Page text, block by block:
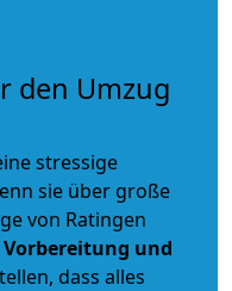
den Umzug
stressige
sie über große
von Ratingen
Vorbereitung und
dass alles